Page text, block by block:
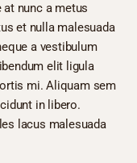
nunc a metus
et nulla malesuada
a vestibulum
elit ligula
mi. Aliquam sem
in libero.
lacus malesuada